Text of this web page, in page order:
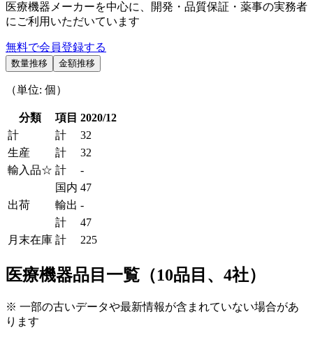
医療機器メーカーを中心に、開発・品質保証・薬事の実務者
にご利用いただいています
無料で会員登録する
数量推移 金額推移
（単位: 個）
分類 項目 2020/12
計
計
32
生産
計
32
輸入品☆ 計 -
出荷
国内 47
輸出 -
計
47
月末在庫 計 225
医療機器品目一覧（10品目、4社）
※ 一部の古いデータや最新情報が含まれていない場合があ
ります